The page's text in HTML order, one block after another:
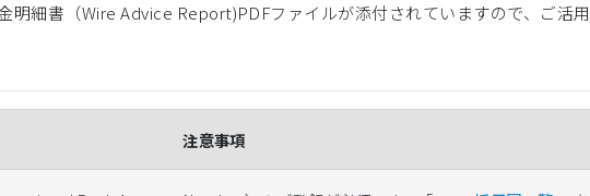
細書（Wire Advice Report)PDFファイルが添付されていますので、ご活用
注意事項